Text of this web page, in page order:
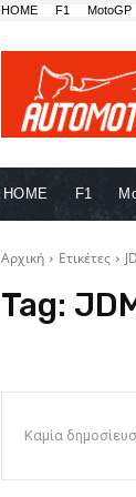
HOME F1 MotoGP
HOME F1
Αρχική Ετικέτες
Tag:
Καμία